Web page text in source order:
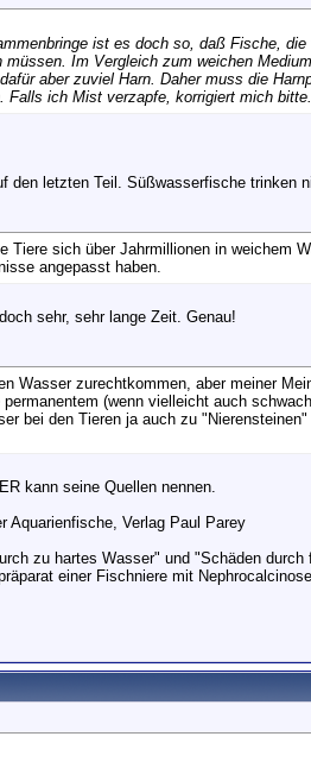
ist es doch so, daß Fische,
müssen. Im Vergleich zum weichen
aber zuviel Harn. Daher muss die
Falls ich Mist verzapfe, korrigiert mich bitte.
den letzten Teil. Süßwasserfische trinken
Tiere sich über Jahrmillionen in weichem
angepasst haben.
sehr, sehr lange Zeit. Genau!
Wasser zurechtkommen, aber meiner
(wenn vielleicht auch
bei den Tieren ja auch zu
kann seine Quellen nennen.
Aquarienfische, Verlag Paul Parey
zu hartes Wasser" und "Schäden
einer Fischniere mit